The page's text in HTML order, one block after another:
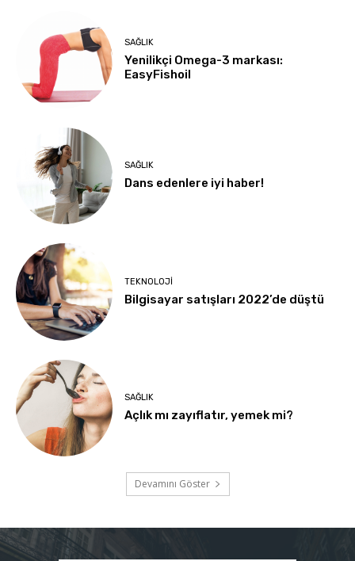
SAĞLIK
Yenilikçi Omega-3 markası:
EasyFishoil
SAĞLIK
Dans edenlere iyi haber!
TEKNOLOJI
Bilgisayar satışları 2022’de düştü
SAĞLIK
Açlık mı zayıflatır, yemek mi?
Devamını Göster